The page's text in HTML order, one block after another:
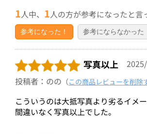
1人中、 1人の方が参考になったと言
参考になった！ 参考にならなかった
写真以上
投稿者：のの （この商品レビューを削除
こういうのは大抵写真より劣るイメ
間違いなく写真以上でした。